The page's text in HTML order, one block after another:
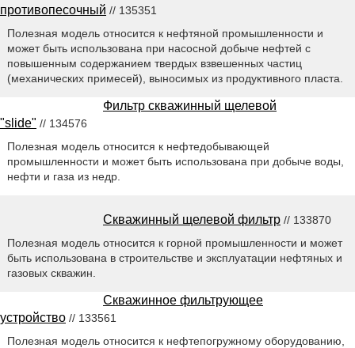
противопесочный // 135351
Полезная модель относится к нефтяной промышленности и
может быть использована при насосной добыче нефтей с
повышенным содержанием твердых взвешенных частиц
(механических примесей), выносимых из продуктивного пласта.
Фильтр скважинный щелевой
"slide" // 134576
Полезная модель относится к нефтедобывающей
промышленности и может быть использована при добыче воды,
нефти и газа из недр.
Скважинный щелевой фильтр // 133870
Полезная модель относится к горной промышленности и может
быть использована в строительстве и эксплуатации нефтяных и
газовых скважин.
Скважинное фильтрующее
устройство // 133561
Полезная модель относится к нефтепогружному оборудованию,